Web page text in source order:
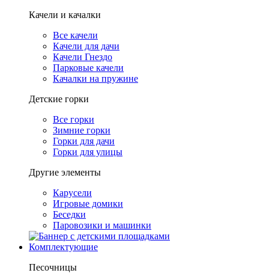
Качели и качалки
Все качели
Качели для дачи
Качели Гнездо
Парковые качели
Качалки на пружине
Детские горки
Все горки
Зимние горки
Горки для дачи
Горки для улицы
Другие элементы
Карусели
Игровые домики
Беседки
Паровозики и машинки
Комплектующие
Песочницы